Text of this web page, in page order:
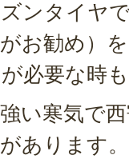
ンタイヤ
お勧め）
必要な時
い寒気で
あります。